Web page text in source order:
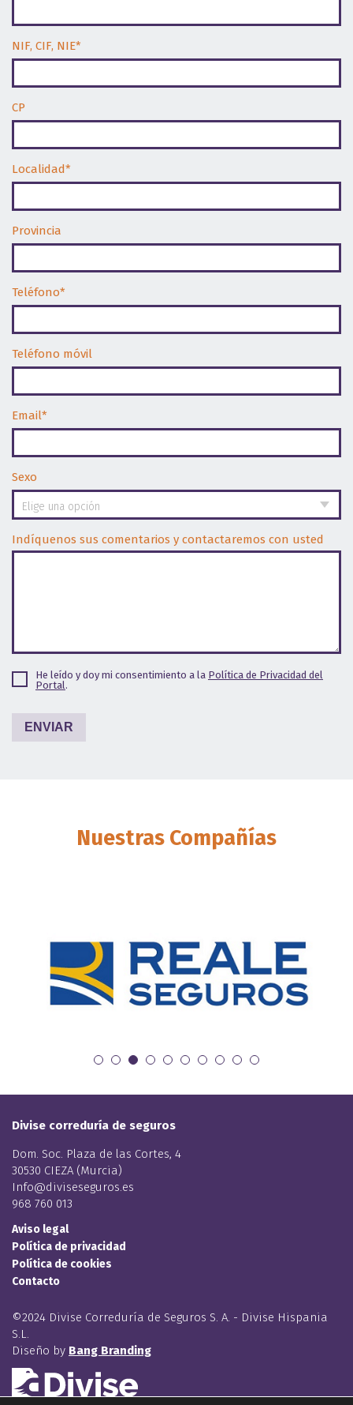
NIF, CIF, NIE*
CP
Localidad*
Provincia
Teléfono*
Teléfono móvil
Email*
Sexo
Elige una opción
Indíquenos sus comentarios y contactaremos con usted
He leído y doy mi consentimiento a la Política de Privacidad del
Portal .
Nuestras Compañías
Divise correduría de seguros
Dom. Soc. Plaza de las Cortes, 4
30530 CIEZA (Murcia)
Info@diviseseguros.es
968 760 013
Aviso legal
Política de privacidad
Política de cookies
Contacto
©2024 Divise Correduría de Seguros S. A. - Divise Hispania
S.L.
Diseño by Bang Branding